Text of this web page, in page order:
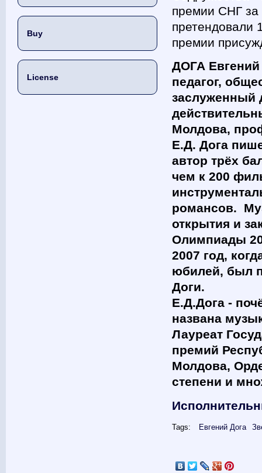
Buy
License
премии СНГ за
претендовали
премии
ДОГА
педагог,
заслуженный
Молдова,
Е.Д. Дога
автор трёх
чем к 200
романсов.
открытия и
Олимпиады
2007 год,
юбилей, был
Доги.
Е.Д.Дога -
названа
Лауреат
премий
Молдова,
степени и
Tags: Евгений Дога